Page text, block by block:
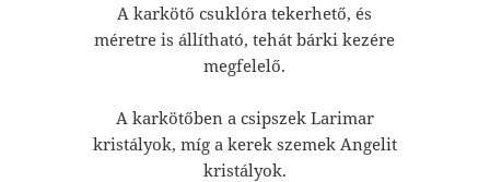
FREE
VÁSÁRLÁS / KOSÁR
A karkötő csuklóra tekerhető, és
méretre is állítható, tehát bárki kezére
megfelelő.
A karkötőben a csipszek Larimar
kristályok, míg a kerek szemek Angelit
kristályok.